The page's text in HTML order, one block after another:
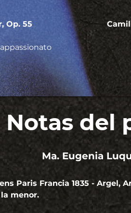
Op. 55
Notas del
Ma. Eugenia
Paris Francia 1835 - Argel,
menor.